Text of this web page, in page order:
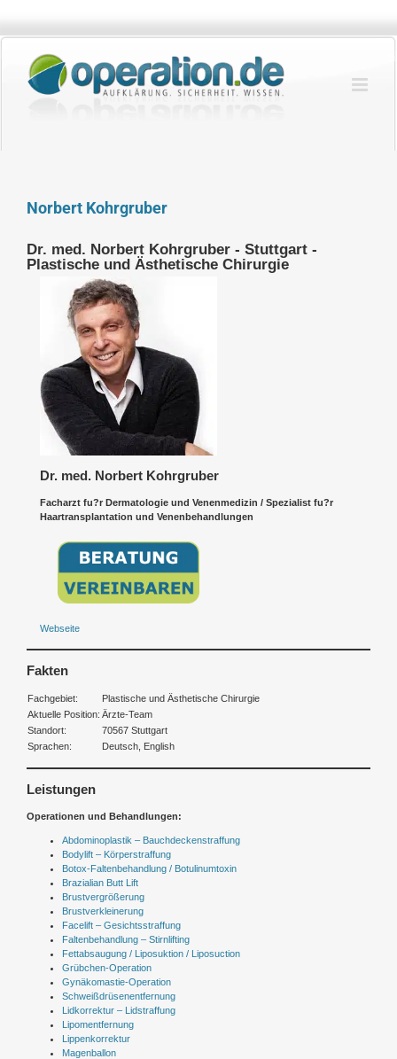
springen
Norbert Kohrgruber
Dr. med. Norbert Kohrgruber - Stuttgart -
Plastische und Ästhetische Chirurgie
Dr. med. Norbert Kohrgruber
Facharzt fu?r Dermatologie und Venenmedizin / Spezialist fu?r
Haartransplantation und Venenbehandlungen
Webseite
Fakten
Fachgebiet:
Plastische und Ästhetische Chirurgie
Aktuelle Position: Ärzte-Team
Standort:
70567 Stuttgart
Sprachen:
Deutsch, English
Leistungen
Operationen und Behandlungen:
Abdominoplastik – Bauchdeckenstraffung
Bodylift – Körperstraffung
Botox-Faltenbehandlung / Botulinumtoxin
Brazialian Butt Lift
Brustvergrößerung
Brustverkleinerung
Facelift – Gesichtsstraffung
Faltenbehandlung – Stirnlifting
Fettabsaugung / Liposuktion / Liposuction
Grübchen-Operation
Gynäkomastie-Operation
Schweißdrüsenentfernung
Lidkorrektur – Lidstraffung
Lipomentfernung
Lippenkorrektur
Magenballon